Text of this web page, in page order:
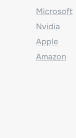
Microsoft
Nvidia
Apple
Amazon